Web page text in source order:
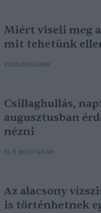
Miért viseli meg
mit tehetünk
EGÉSZSÉGÜNK
Csillaghullás,
augusztusban
nézni
ÉLŐ BOLYGÓNK
Az alacsony
is történhetnek